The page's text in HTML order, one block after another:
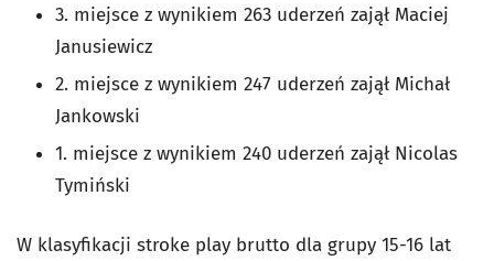
3. miejsce z wynikiem 263 uderzeń zajął Maciej
Janusiewicz
2. miejsce z wynikiem 247 uderzeń zajął Michał
Jankowski
1. miejsce z wynikiem 240 uderzeń zajął Nicolas
Tymiński
W klasyfikacji stroke play brutto dla grupy 15-16 lat